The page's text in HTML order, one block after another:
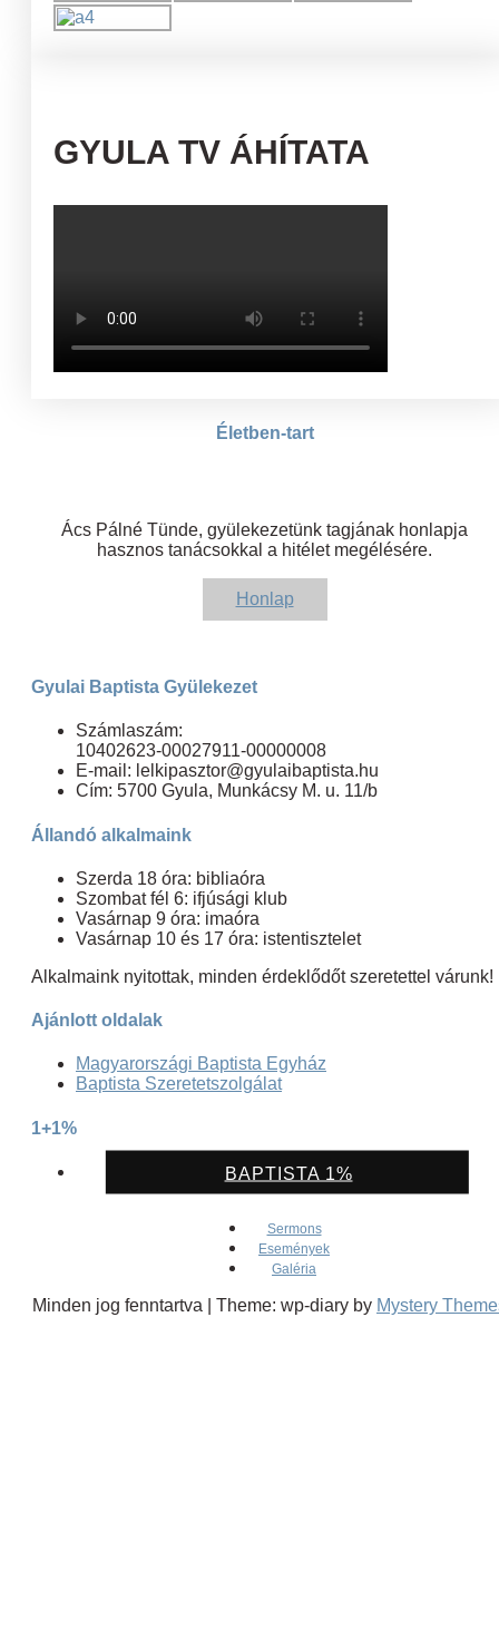
GYULA TV ÁHÍTATA
Életben-tart
Ács Pálné Tünde, gyülekezetünk tagjának honlapja
hasznos tanácsokkal a hitélet megélésére.
Honlap
Gyulai Baptista Gyülekezet
Számlaszám:
10402623-00027911-00000008
E-mail: lelkipasztor@gyulaibaptista.hu
Cím: 5700 Gyula, Munkácsy M. u. 11/b
Állandó alkalmaink
Szerda 18 óra: bibliaóra
Szombat fél 6: ifjúsági klub
Vasárnap 9 óra: imaóra
Vasárnap 10 és 17 óra: istentisztelet
Alkalmaink nyitottak, minden érdeklődőt szeretettel várunk!
Ajánlott oldalak
Magyarországi Baptista Egyház
Baptista Szeretetszolgálat
1+1%
BAPTISTA 1%
Sermons
Események
Galéria
Minden jog fenntartva Theme: wp-diary by Mystery